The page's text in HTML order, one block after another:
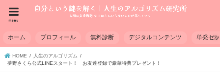
menu
ホーム プロフィール 無料診断 デジタルコンテンツ 単発セ
HOME
人生のアルゴリズム
夢野さくら公式LINEスタート！ お友達登録で豪華特典プレゼント！